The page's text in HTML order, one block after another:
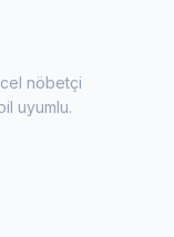
nöbetçi
uyumlu.